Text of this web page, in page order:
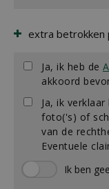
extra betrokken
Ja, ik heb de
akkoord
Ja, ik
foto('s) of
van de
Eventuele